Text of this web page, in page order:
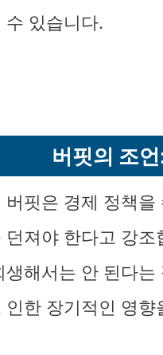
수 있습니다.
버핏의 조
버핏은 경제 정책을
던져야 한다고 강
생해서는 안 된다
인한 장기적인 영